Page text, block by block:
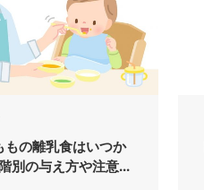
もの離乳食はいつか
別の与え方や注意...